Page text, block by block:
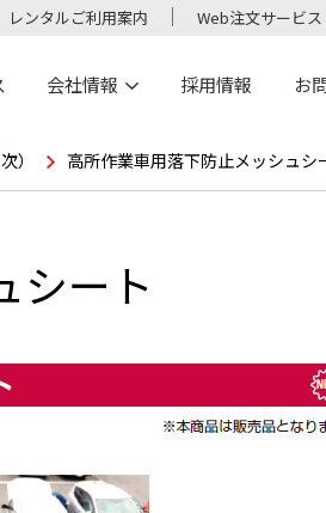
レンタルご利用案内 Web注文サービ
会社情報 採用情報 お
） 高所作業車用落下防止メッシュシ
シート